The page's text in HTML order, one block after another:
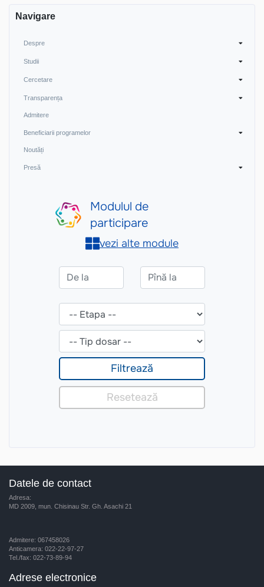
Navigare
Despre
Studii
Cercetare
Transparența
Admitere
Beneficiarii programelor
Noutăți
Presă
Datele de contact
Adresa:
MD 2009, mun. Chisinau Str. Gh. Asachi 21
Admitere: 067458026
Anticamera: 022-22-97-27
Tel./fax: 022-73-89-94
Adrese electronice